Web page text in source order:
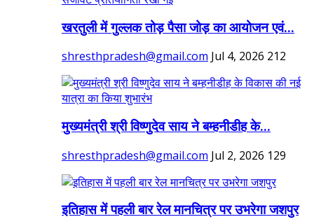
खरतुली में गुल्लक तोड़ पैसा जोड़ का आयोजन एवं...
shresthpradesh@gmail.com Jul 4, 2026 212
मुख्यमंत्री श्री विष्णुदेव साय ने बम्हनीडीह के...
shresthpradesh@gmail.com Jul 2, 2026 129
इतिहास में पहली बार रेल मानचित्र पर उभरेगा जशपुर